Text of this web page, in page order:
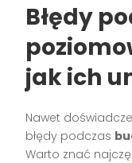
Błędy
jak ich
Nawet
błędy podczas
Warto znać